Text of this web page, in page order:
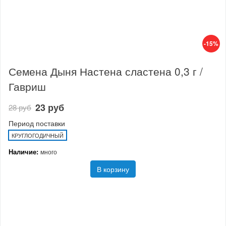
-15%
Семена Дыня Настена сластена 0,3 г /
Гавриш
28 руб 23 руб
Период поставки
КРУГЛОГОДИЧНЫЙ
Наличие: много
В корзину